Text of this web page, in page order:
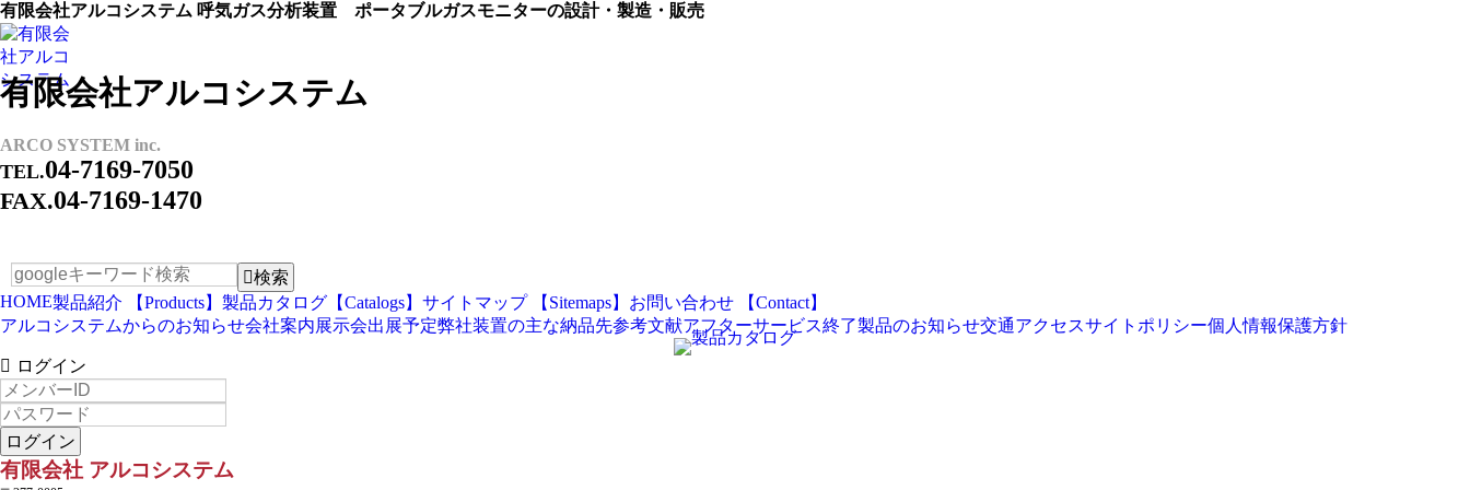
有限会社アルコシステム 呼気ガス分析装置 ポータブルガスモニターの設計・製造・販売
有限会社アルコシステム
ARCO SYSTEM inc.
TEL.04-7169-7050
FAX.04-7169-1470
検索
HOME製品紹介 【Products】 製品カタログ【Catalogs】 サイトマップ 【Sitemaps】 お問い合わせ 【Contact】
アルコシステムからのお知らせ会社案内展示会出展予定弊社装置の主な納品先参考文献アフターサービス終了製品のお知らせ交通アクセスサイトポリシー個人情報保護方針
ログイン
ログイン
有限会社 アルコシステム